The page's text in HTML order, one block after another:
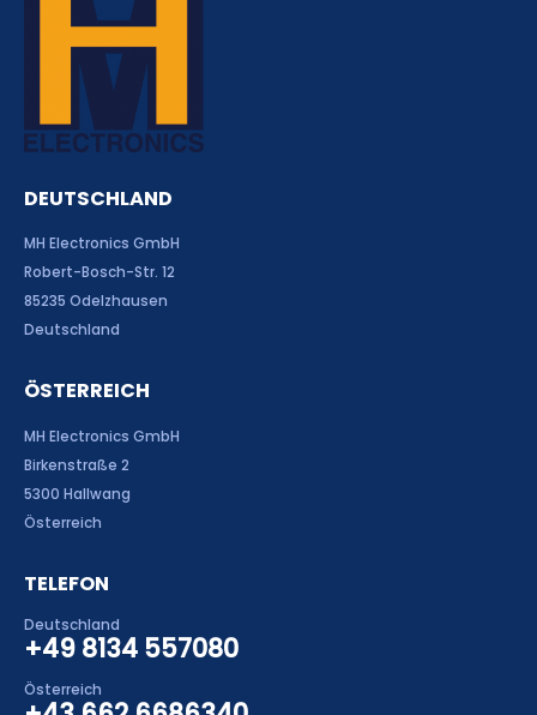
DEUTSCHLAND
MH Electronics GmbH
Robert-Bosch-Str. 12
85235 Odelzhausen
Deutschland
ÖSTERREICH
MH Electronics GmbH
Birkenstraße 2
5300 Hallwang
Österreich
TELEFON
Deutschland
+49 8134 557080
Österreich